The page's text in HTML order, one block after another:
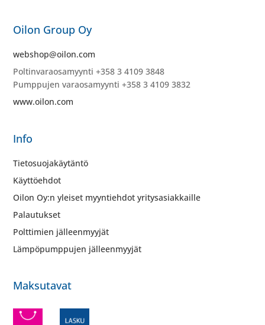
Oilon Group Oy
webshop@oilon.com
Poltinvaraosamyynti +358 3 4109 3848
Pumppujen varaosamyynti +358 3 4109 3832
www.oilon.com
Info
Tietosuojakäytäntö
Käyttöehdot
Oilon Oy:n yleiset myyntiehdot yritysasiakkaille
Palautukset
Polttimien jälleenmyyjät
Lämpöpumppujen jälleenmyyjät
Maksutavat